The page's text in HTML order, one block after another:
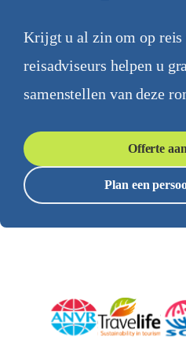
Krijgt u al zin om op reis
reisadviseurs helpen u
samenstellen van deze
Offerte
Plan een